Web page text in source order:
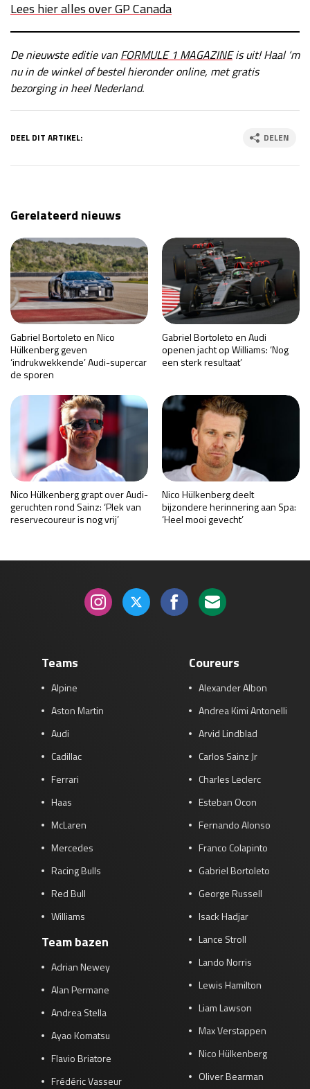
Lees hier alles over GP Canada
De nieuwste editie van FORMULE 1 MAGAZINEis uit! Haal ‘m
nu in de winkel of bestel hieronder online, met gratis
bezorging in heel Nederland.
DEEL DIT ARTIKEL: DELEN
Gerelateerd nieuws
Gabriel Bortoleto en Nico
Hülkenberg geven
‘indrukwekkende’ Audi-supercar
de sporen
Gabriel Bortoleto en Audi
openen jacht op Williams: ‘Nog
een sterk resultaat’
Nico Hülkenberg grapt over Audi-
geruchten rond Sainz: ‘Plek van
reservecoureur is nog vrij’
Nico Hülkenberg deelt
bijzondere herinnering aan Spa:
‘Heel mooi gevecht’
Teams
Alpine
Aston Martin
Audi
Cadillac
Ferrari
Haas
McLaren
Mercedes
Racing Bulls
Red Bull
Williams
Team bazen
Adrian Newey
Alan Permane
Andrea Stella
Ayao Komatsu
Flavio Briatore
Frédéric Vasseur
Coureurs
Alexander Albon
Andrea Kimi Antonelli
Arvid Lindblad
Carlos Sainz Jr
Charles Leclerc
Esteban Ocon
Fernando Alonso
Franco Colapinto
Gabriel Bortoleto
George Russell
Isack Hadjar
Lance Stroll
Lando Norris
Lewis Hamilton
Liam Lawson
Max Verstappen
Nico Hülkenberg
Oliver Bearman